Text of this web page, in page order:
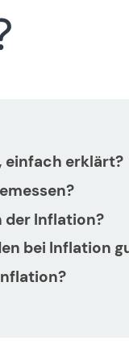
einfach erklärt?
der Inflation?
bei Inflation